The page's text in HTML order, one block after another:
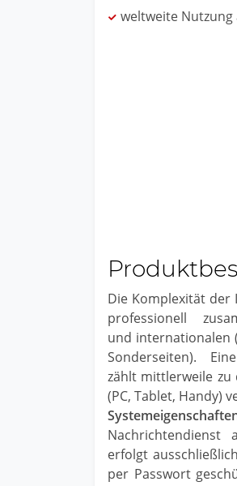
weltweite Nutzung
Die Komplexität der
professionell
und internationalen
Sonderseiten).
zählt mittlerweile zu
(PC, Tablet, Handy)
erfolgt
per Passwort